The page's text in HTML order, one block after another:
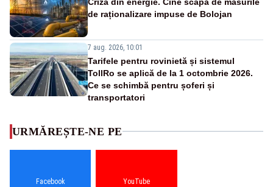
de raționalizare impuse de Bolojan
7 aug. 2026, 10:01
Tarifele pentru rovinietă și sistemul
TollRo se aplică de la 1 octombrie 2026.
Ce se schimbă pentru șoferi și
transportatori
URMĂREȘTE-NE PE
Facebook YouTube